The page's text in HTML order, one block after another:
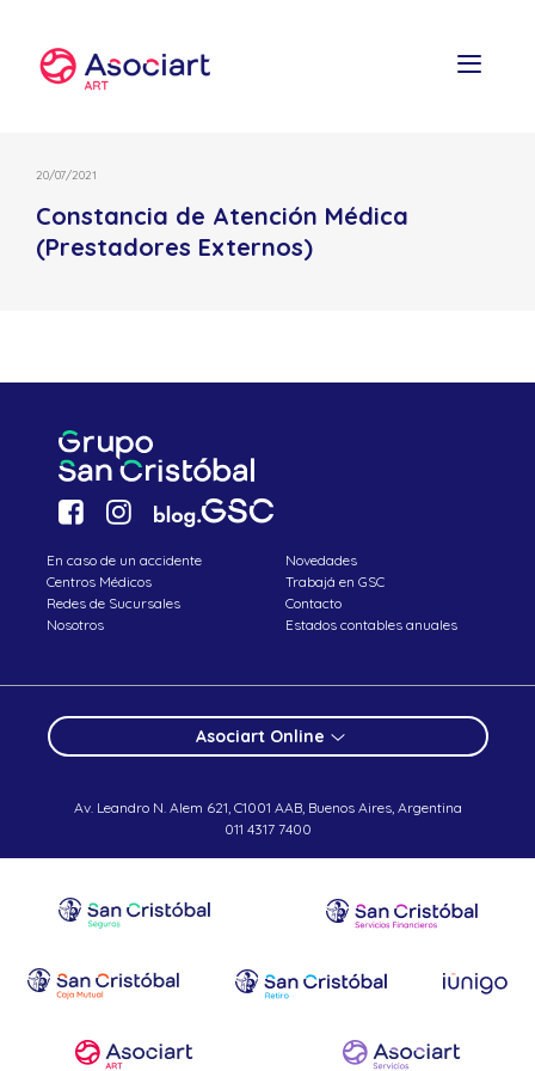
content
20/07/2021
Constancia de Atención Médica
(Prestadores Externos)
En caso de un accidente
Centros Médicos
Redes de Sucursales
Nosotros
Novedades
Trabajá en GSC
Contacto
Estados contables anuales
Asociart Online
Av. Leandro N. Alem 621, C1001 AAB, Buenos Aires, Argentina
011 4317 7400